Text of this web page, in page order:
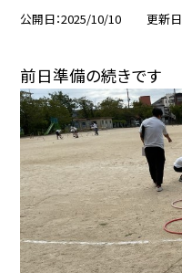
公開日 2025/10/10 更新日
前日準備の続きです